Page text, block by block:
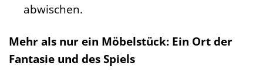
abwischen.
Mehr als nur ein Möbelstück: Ein Ort der
Fantasie und des Spiels